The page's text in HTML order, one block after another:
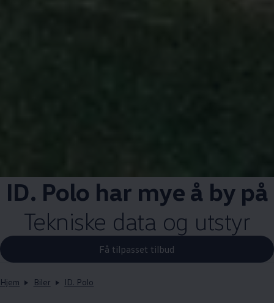
ID. Polo har mye å by på
Tekniske data og utstyr
Få tilpasset tilbud
Hjem Biler ID. Polo